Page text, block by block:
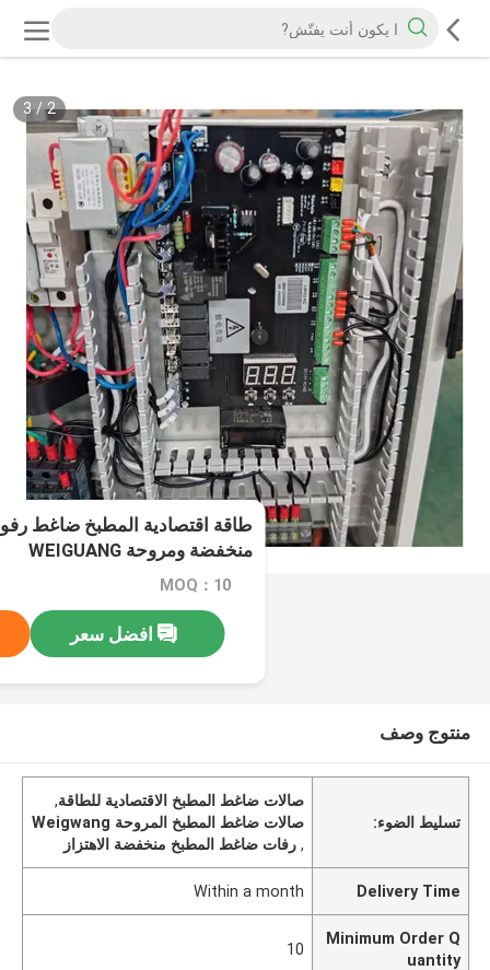
2
/
3
طاقة اقتصادية المطبخ ضاغط
منخفضة ومروحة WEIGUANG
MOQ：10
افضل سعر
منتوج وصف
تسليط الضوء:
صالات ضاغط المطبخ الاقتصادية للطاقة,
صالات ضاغط المطبخ المروحة Weigwang
,رفات ضاغط المطبخ منخفضة الاهتزاز
Delivery Time
Within a month
Minimum Order Q
uantity
10